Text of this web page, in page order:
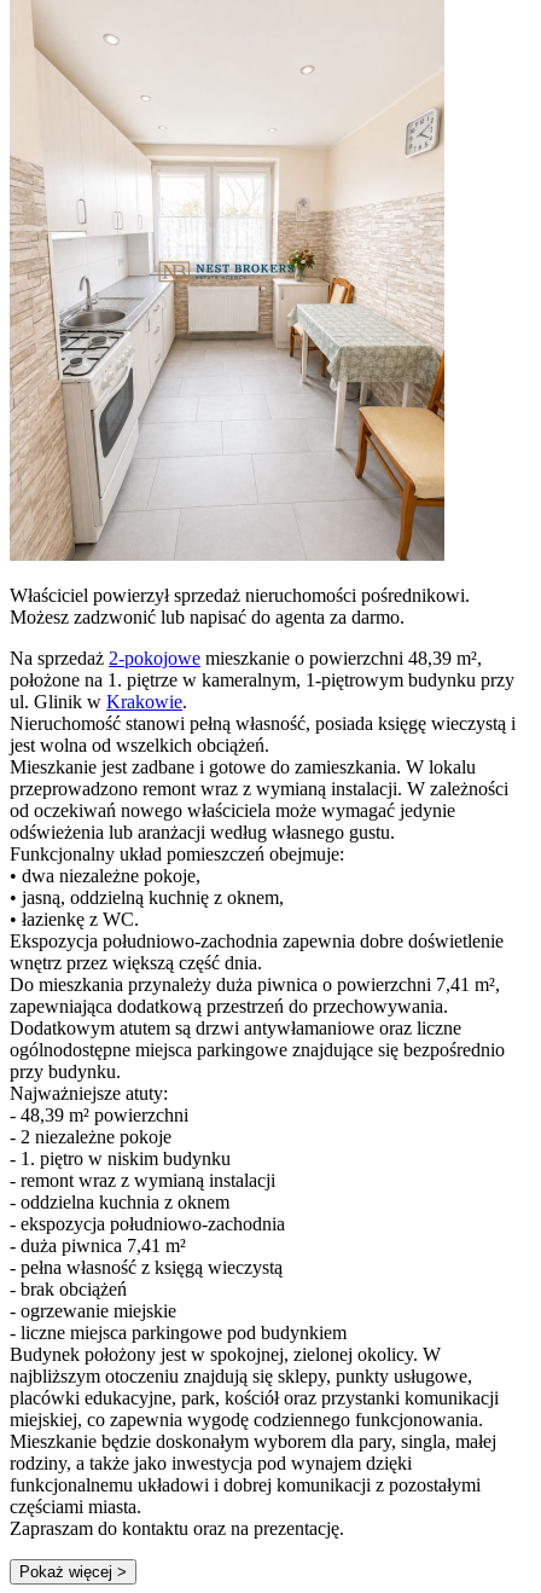
Właściciel powierzył sprzedaż nieruchomości pośrednikowi.
Możesz zadzwonić lub napisać do agenta za darmo.
Na sprzedaż 2-pokojowe mieszkanie o powierzchni 48,39 m²,
położone na 1. piętrze w kameralnym, 1-piętrowym budynku przy
ul. Glinik w Krakowie.
Nieruchomość stanowi pełną własność, posiada księgę wieczystą i
jest wolna od wszelkich obciążeń.
Mieszkanie jest zadbane i gotowe do zamieszkania. W lokalu
przeprowadzono remont wraz z wymianą instalacji. W zależności
od oczekiwań nowego właściciela może wymagać jedynie
odświeżenia lub aranżacji według własnego gustu.
Funkcjonalny układ pomieszczeń obejmuje:
• dwa niezależne pokoje,
• jasną, oddzielną kuchnię z oknem,
• łazienkę z WC.
Ekspozycja południowo-zachodnia zapewnia dobre doświetlenie
wnętrz przez większą część dnia.
Do mieszkania przynależy duża piwnica o powierzchni 7,41 m²,
zapewniająca dodatkową przestrzeń do przechowywania.
Dodatkowym atutem są drzwi antywłamaniowe oraz liczne
ogólnodostępne miejsca parkingowe znajdujące się bezpośrednio
przy budynku.
Najważniejsze atuty:
- 48,39 m² powierzchni
- 2 niezależne pokoje
- 1. piętro w niskim budynku
- remont wraz z wymianą instalacji
- oddzielna kuchnia z oknem
- ekspozycja południowo-zachodnia
- duża piwnica 7,41 m²
- pełna własność z księgą wieczystą
- brak obciążeń
- ogrzewanie miejskie
- liczne miejsca parkingowe pod budynkiem
Budynek położony jest w spokojnej, zielonej okolicy. W
najbliższym otoczeniu znajdują się sklepy, punkty usługowe,
placówki edukacyjne, park, kościół oraz przystanki komunikacji
miejskiej, co zapewnia wygodę codziennego funkcjonowania.
Mieszkanie będzie doskonałym wyborem dla pary, singla, małej
rodziny, a także jako inwestycja pod wynajem dzięki
funkcjonalnemu układowi i dobrej komunikacji z pozostałymi
częściami miasta.
Zapraszam do kontaktu oraz na prezentację.
Pokaż więcej >